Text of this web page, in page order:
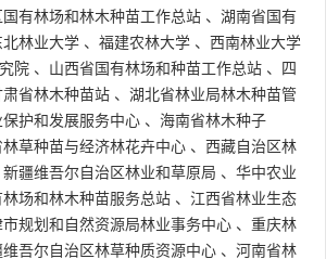
有林场和林木种苗工作总站 、 湖南省国有
北林业大学 、 福建农林大学 、 西南林业大学
院 、 山西省国有林场和种苗工作总站 、
四
肃省林木种苗站 、 湖北省林业局林木种苗管
护和发展服务中心 、 海南省林木种子
草种苗与经济林花卉中心 、 西藏自治区林
新疆维吾尔自治区林业和草原局 、 华中农业
场和林木种苗服务总站 、 江西省林业生态
市规划和自然资源局林业事务中心 、 重庆林
维吾尔自治区林草种质资源中心 、 河南省林